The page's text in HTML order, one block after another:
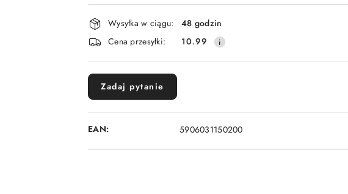
Dostępność
i
dostawa
Wysyłka w ciągu:
48 godzin
Cena przesyłki:
10.99
Zadaj pytanie
EAN: 5906031150200